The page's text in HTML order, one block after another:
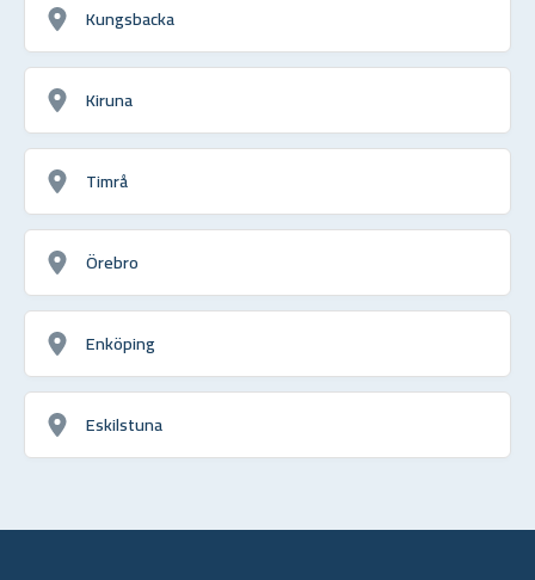
Kungsbacka
Kiruna
Timrå
Örebro
Enköping
Eskilstuna